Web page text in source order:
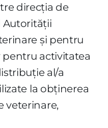
direcţia de
Autorităţii
şi pentru
activitatea
al/a
la obţinerea
veterinare,